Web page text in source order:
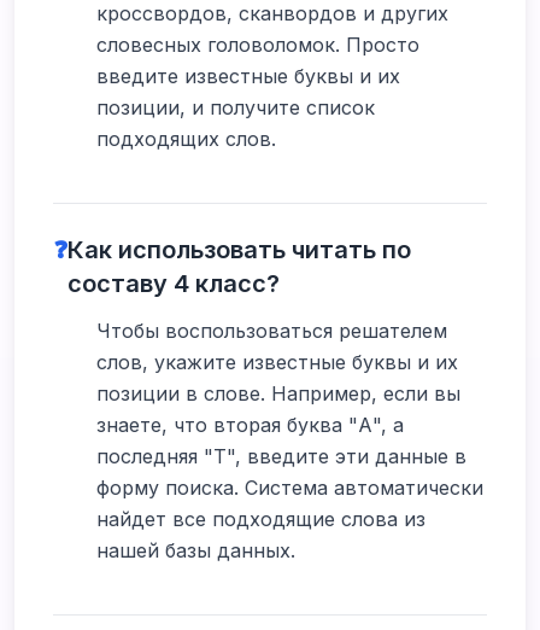
кроссвордов, сканвордов и других
словесных головоломок. Просто
введите известные буквы и их
позиции, и получите список
подходящих слов.
❓Как использовать читать по
составу 4 класс?
Чтобы воспользоваться решателем
слов, укажите известные буквы и их
позиции в слове. Например, если вы
знаете, что вторая буква "А", а
последняя "Т", введите эти данные в
форму поиска. Система автоматически
найдет все подходящие слова из
нашей базы данных.